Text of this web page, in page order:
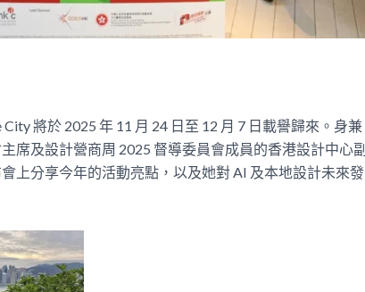
City將於2025 年11 月 24 日至 12 月 7 日載譽歸來。身兼
席及設計營商周 2025 督導委員會成員的香港設計中心副
上分享今年的活動亮點，以及她對AI 及本地設計未來發